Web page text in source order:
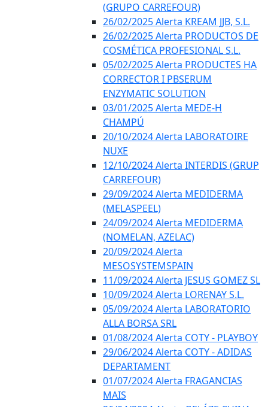
(GRUPO CARREFOUR)
26/02/2025 Alerta KREAM JJB, S.L.
26/02/2025 Alerta PRODUCTOS DE
COSMÉTICA PROFESIONAL S.L.
05/02/2025 Alerta PRODUCTES HA
CORRECTOR I PBSERUM
ENZYMATIC SOLUTION
03/01/2025 Alerta MEDE-H
CHAMPÚ
20/10/2024 Alerta LABORATOIRE
NUXE
12/10/2024 Alerta INTERDIS (GRUP
CARREFOUR)
29/09/2024 Alerta MEDIDERMA
(MELASPEEL)
24/09/2024 Alerta MEDIDERMA
(NOMELAN, AZELAC)
20/09/2024 Alerta
MESOSYSTEMSPAIN
11/09/2024 Alerta JESUS GOMEZ SL
10/09/2024 Alerta LORENAY S.L.
05/09/2024 Alerta LABORATORIO
ALLA BORSA SRL
01/08/2024 Alerta COTY - PLAYBOY
29/06/2024 Alerta COTY - ADIDAS
DEPARTAMENT
01/07/2024 Alerta FRAGANCIAS
MAIS